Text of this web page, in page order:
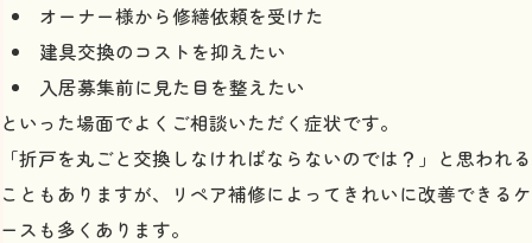
オーナー様から修繕依頼を受けた
建具交換のコストを抑えたい
入居募集前に見た目を整えたい
といった場面でよくご相談いただく症状です。
「折戸を丸ごと交換しなければならないのでは？」と思われる
こともありますが、リペア補修によってきれいに改善できるケ
ースも多くあります。